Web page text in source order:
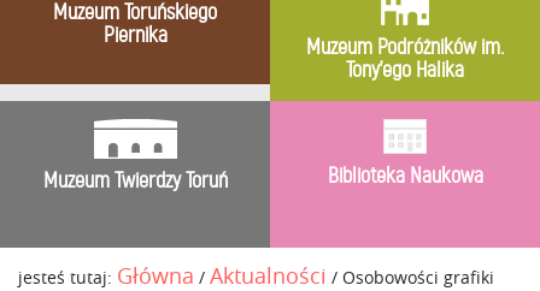
Muzeum Toruńskiego
Piernika
Muzeum Podróżników im.
Tony’ego Halika
Muzeum Twierdzy Toruń Biblioteka Naukowa
jesteś tutaj: Główna / Aktualności / Osobowości grafiki